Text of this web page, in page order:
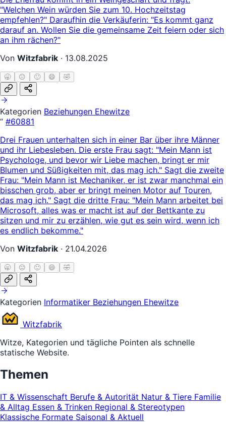
"Welchen Wein würden Sie zum 10. Hochzeitstag
empfehlen?" Daraufhin die Verkäuferin: "Es kommt ganz
darauf an. Wollen Sie die gemeinsame Zeit feiern oder sich
an ihm rächen?"
Von Witzfabrik · 13.08.2025
🥱 😐 🙂 😄 🤣
Kategorien Beziehungen Ehewitze
“ #60881
Drei Frauen unterhalten sich in einer Bar über ihre Männer
und ihr Liebesleben. Die erste Frau sagt: "Mein Mann ist
Psychologe, und bevor wir Liebe machen, bringt er mir
Blumen und Süßigkeiten mit, das mag ich." Sagt die zweite
Frau: "Mein Mann ist Mechaniker, er ist zwar manchmal ein
bisschen grob, aber er bringt meinen Motor auf Touren,
das mag ich." Sagt die dritte Frau: "Mein Mann arbeitet bei
Microsoft, alles was er macht ist auf der Bettkante zu
sitzen und mir zu erzählen, wie gut es sein wird, wenn ich
es endlich bekomme."
Von Witzfabrik · 21.04.2026
🥱 😐 🙂 😄 🤣
Kategorien Informatiker Beziehungen Ehewitze
Witzfabrik
Witze, Kategorien und tägliche Pointen als schnelle
statische Website.
Themen
IT & Wissenschaft Berufe & Autorität Natur & Tiere Familie
& Alltag Essen & Trinken Regional & Stereotypen
Klassische Formate Saisonal & Aktuell